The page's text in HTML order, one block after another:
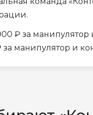
₽ за манипулятор
манипулятор и